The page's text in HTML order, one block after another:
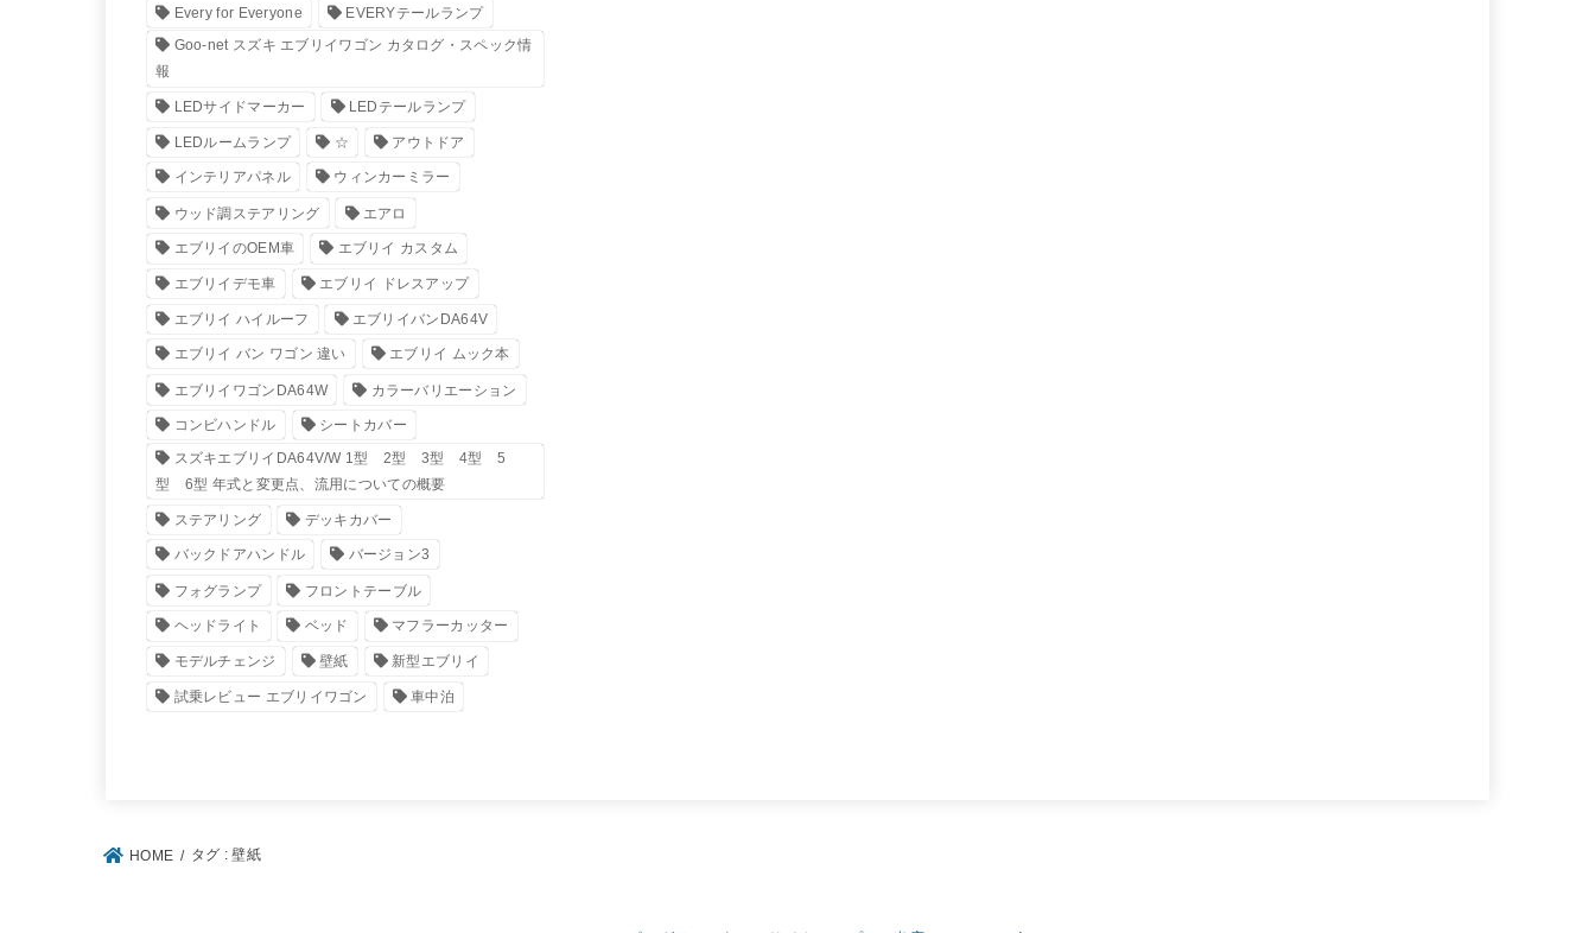
Every for Everyone
EVERYテールランプ
Goo-net スズキ エブリイワゴン カタログ・スペック情
報
LEDサイドマーカー LEDテールランプ
LEDルームランプ ☆ アウトドア
インテリアパネル ウィンカーミラー
ウッド調ステアリング エアロ
エブリイのOEM車 エブリイ カスタム
エブリイデモ車 エブリイ ドレスアップ
エブリイ ハイルーフ エブリイバンDA64V
エブリイ バン ワゴン 違い エブリイ ムック本
エブリイワゴンDA64W カラーバリエーション
コンビハンドル
シートカバー
スズキエブリイDA64V/W 1型 2型 3型 4型 5
型 6型 年式と変更点、流用についての概要
ステアリング デッキカバー
バックドアハンドル バージョン3
フォグランプ フロントテーブル
ヘッドライト ベッド マフラーカッター
モデルチェンジ 壁紙 新型エブリイ
試乗レビュー エブリイワゴン 車中泊
HOME タグ : 壁紙